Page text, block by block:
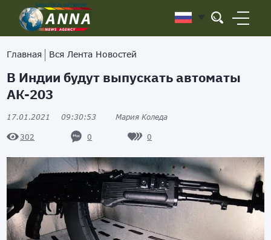
Главная Вся Лента Новостей
В Индии будут выпускать автоматы
АК-203
17.01.2021 09:30:53 Мария Коледа
302 0 0